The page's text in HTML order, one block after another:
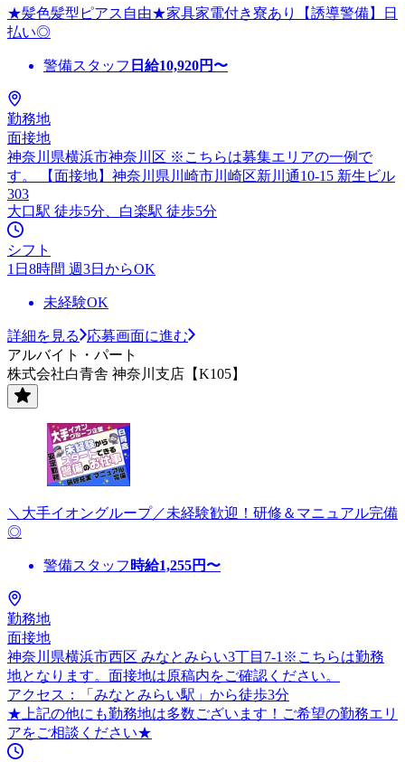
★髪色髪型ピアス自由★家具家電付き寮あり【誘導警備】日
払い◎
警備スタッフ 日給10,920円〜
勤務地
面接地
神奈川県横浜市神奈川区 ※こちらは募集エリアの一例で
す。 【面接地】神奈川県川崎市川崎区新川通10-15 新生ビル
303
大口駅 徒歩5分、白楽駅 徒歩5分
シフト
1日8時間 週3日からOK
未経験OK
詳細を見る
応募画面に進む
アルバイト・パート
株式会社白青舎 神奈川支店【K105】
＼大手イオングループ／未経験歓迎！研修＆マニュアル完備
◎
警備スタッフ 時給1,255円〜
勤務地
面接地
神奈川県横浜市西区 みなとみらい3丁目7-1※こちらは勤務
地となります。面接地は原稿内をご確認ください。
アクセス：「みなとみらい駅」から徒歩3分
★上記の他にも勤務地は多数ございます！ご希望の勤務エリ
アをご相談ください★